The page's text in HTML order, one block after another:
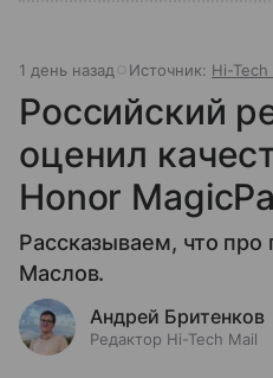
1 день назад Источник: Hi-Tech
Российский
оценил
Honor
Рассказываем, что про
Маслов.
Андрей Бритенков
Редактор Hi-Tech Mail